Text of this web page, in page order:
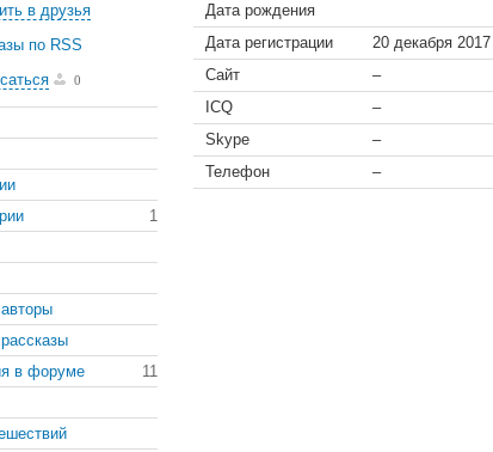
в друзья
по RSS
0
1
в форуме
11
Дата рождения
Дата регистрации
20 декабря 2017
Сайт
–
ICQ
–
Skype
–
Телефон
–